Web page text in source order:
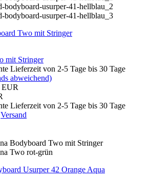
mit Stringer
von 2-5 Tage bis 30 Tage
abweichend)
EUR
von 2-5 Tage bis 30 Tage
Versand